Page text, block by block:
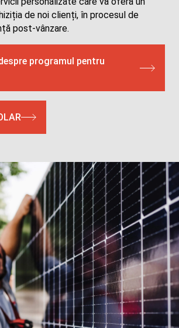
de noi clienți, în procesul de
post-vânzare.
programul pentru